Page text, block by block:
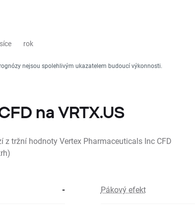
rok
nejsou spolehlivým ukazatelem budoucí výkonnosti.
na VRTX.US
z tržní hodnoty Vertex Pharmaceuticals Inc CFD
- Pákový efekt